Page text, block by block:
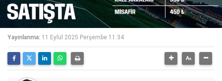
Yayınlanma: 11 Eylül 2025 Perşembe 11:34